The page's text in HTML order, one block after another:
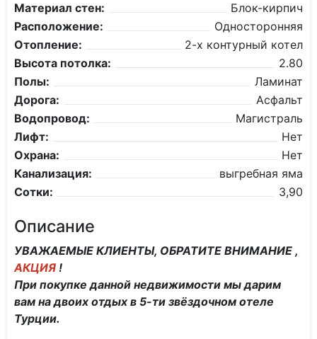
Материал стен:
Блок-кирпич
Расположение:
Односторонняя
Отопление:
2-х контурный котел
Высота потолка:
2.80
Полы:
Ламинат
Дорога:
Асфальт
Водопровод:
Магистраль
Лифт:
Нет
Охрана:
Нет
Канализация:
выгребная яма
Сотки:
3,90
Описание
УВАЖАЕМЫЕ КЛИЕНТЫ, ОБРАТИТЕ ВНИМАНИЕ ,
АКЦИЯ !
При покупке данной недвижимости мы дарим
вам на двоих отдых в 5-ти звёздочном отеле
Турции.